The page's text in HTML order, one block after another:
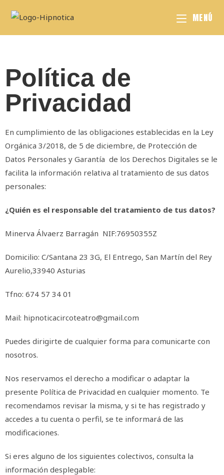
MENÚ
Política de
Privacidad
En cumplimiento de las obligaciones establecidas en la Ley
Orgánica 3/2018, de 5 de diciembre, de Protección de
Datos Personales y Garantía de los Derechos Digitales se le
facilita la información relativa al tratamiento de sus datos
personales:
¿Quién es el responsable del tratamiento de tus datos?
Minerva Álvaerz Barragán NIF:76950355Z
Domicilio: C/Santana 23 3G, El Entrego, San Martín del Rey
Aurelio,33940 Asturias
Tfno: 674 57 34 01
Mail: hipnoticacircoteatro@gmail.com
Puedes dirigirte de cualquier forma para comunicarte con
nosotros.
Nos reservamos el derecho a modificar o adaptar la
presente Política de Privacidad en cualquier momento. Te
recomendamos revisar la misma, y si te has registrado y
accedes a tu cuenta o perfil, se te informará de las
modificaciones.
Si eres alguno de los siguientes colectivos, consulta la
información desplegable: